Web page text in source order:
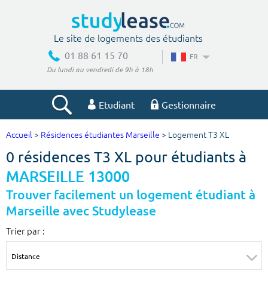
Le site de logements des étudiants
01 88 61 15 70
Du lundi au vendredi de 9h à 18h
FR
Etudiant Gestionnaire
Votre recherche
Ville, école
Accueil > Résidences étudiantes Marseille > Logement T3 XL
0 résidences T3 XL pour étudiants à
MARSEILLE 13000
Trouver facilement un logement étudiant à
Marseille avec Studylease
Trier par :